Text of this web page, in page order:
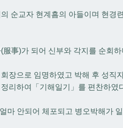
순교자 현계흠의 아들이며 현경
事)가 되어 신부와 각지를 순회
장으로 임명하였고 박해 후 성직
리하여「기해일기」를 편찬하였
마 안되어 체포되고 병오박해가